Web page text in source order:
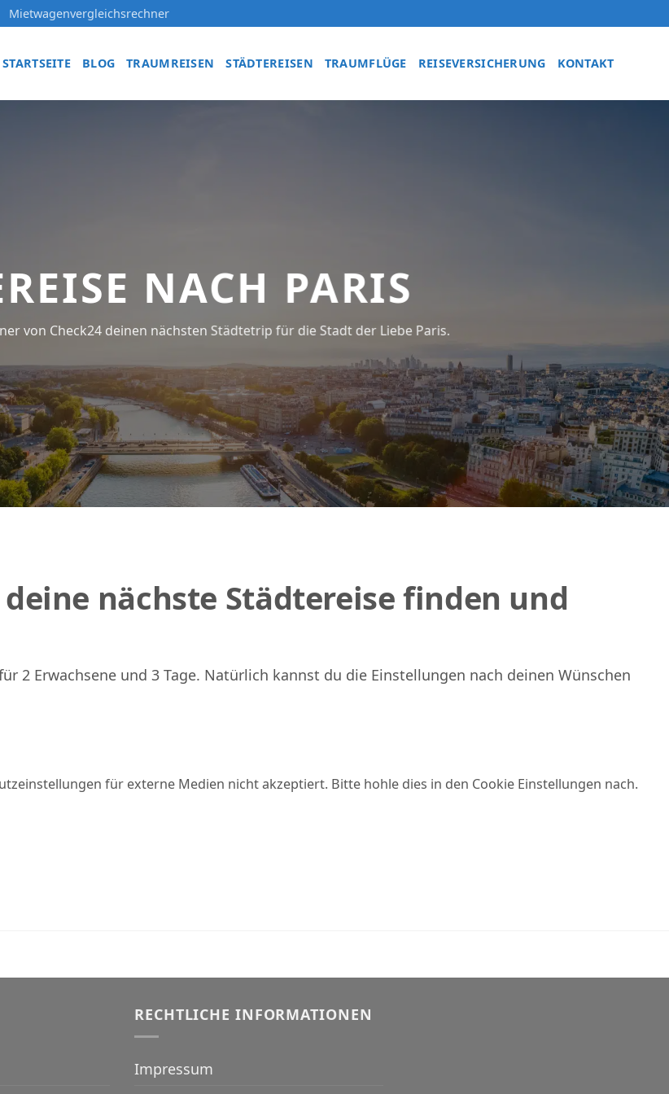
Mietwagenvergleichsrechner
STARTSEITE BLOG TRAUMREISEN STÄDTEREISEN TRAUMFLÜGE REISEVERSICHERUNG KONTAKT
NACH PARIS
von Check24 deinen nächsten Städtetrip für die Stadt der Liebe Paris.
nächste Städtereise finden und
2 Erwachsene und 3 Tage. Natürlich kannst du die Einstellungen nach deinen Wünschen
für externe Medien nicht akzeptiert. Bitte hohle dies in den Cookie Einstellungen nach.
RECHTLICHE INFORMATIONEN
Impressum